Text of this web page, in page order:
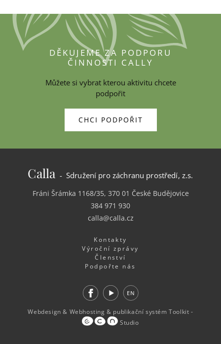
DĚKUJEME ZA PODPORU
ČINNOSTI CALLY
Můžete si vybrat kterou aktivitu chcete
podpořit
CHCI PODPOŘIT
Calla - Sdružení pro záchranu prostředí, z.s.
Fráni Šrámka 1168/35, 370 01 České Budějovice
384 971 930
calla@calla.cz
Kontakty
Výroční zprávy
Členství
Podpořte nás
FacebookYoutube EN
Webdesign & Webhosting & publikační systém Toolkit -
Studio